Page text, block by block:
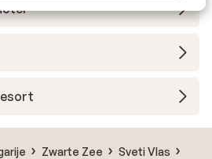
Zwarte Zee
Sveti Vlas